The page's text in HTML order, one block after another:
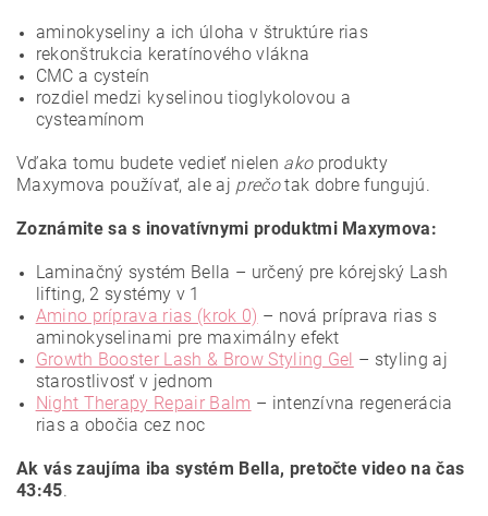
aminokyseliny a ich úloha v štruktúre rias
rekonštrukcia keratínového vlákna
CMC a cysteín
rozdiel medzi kyselinou tioglykolovou a
cysteamínom
Vďaka tomu budete vedieť nielen akoprodukty
Maxymova používať, ale aj prečotak dobre fungujú.
Zoznámite sa s inovatívnymi produktmi Maxymova:
Laminačný systém Bella – určený pre kórejský Lash
lifting, 2 systémy v 1
Amino príprava rias (krok 0) – nová príprava rias s
aminokyselinami pre maximálny efekt
Growth Booster Lash & Brow Styling Gel – styling aj
starostlivosť v jednom
Night Therapy Repair Balm – intenzívna regenerácia
rias a obočia cez noc
Ak vás zaujíma iba systém Bella, pretočte video na čas
43:45.